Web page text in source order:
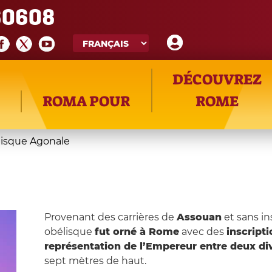
ROMA POUR
DÉCOUVREZ
ROME
Agonale
Provenant des carrières de Assouanet sans
obélisque fut orné à Romeavec des
représentation de l’Empereur entre deux
sept mètres de haut.